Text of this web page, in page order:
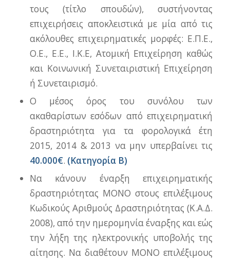
τους (τίτλο σπουδών), συστήνοντας
επιχειρήσεις αποκλειστικά με μία από τις
ακόλουθες επιχειρηματικές μορφές: Ε.Π.Ε.,
Ο.Ε., Ε.Ε., Ι.Κ.Ε, Ατομική Επιχείρηση καθώς
και Κοινωνική Συνεταιριστική Επιχείρηση
ή Συνεταιρισμό.
Ο μέσος όρος του συνόλου των
ακαθαρίστων εσόδων από επιχειρηματική
δραστηριότητα για τα φορολογικά έτη
2015, 2014 & 2013 να μην υπερβαίνει τις
40.000€. (Κατηγορία Β)
Να κάνουν έναρξη επιχειρηματικής
δραστηριότητας ΜΟΝΟ στους επιλέξιμους
Κωδικούς Αριθμούς Δραστηριότητας (Κ.Α.Δ.
2008), από την ημερομηνία έναρξης και εώς
την λήξη της ηλεκτρονικής υποβολής της
αίτησης. Να διαθέτουν ΜΟΝΟ επιλέξιμους